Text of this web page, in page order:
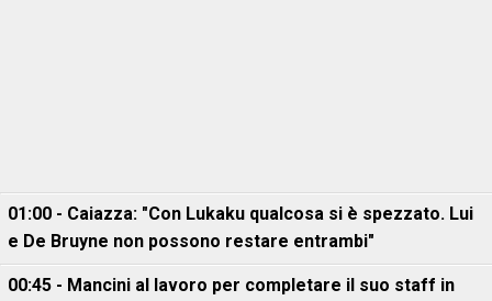
01:00 - Caiazza: "Con Lukaku qualcosa si è spezzato. Lui
e De Bruyne non possono restare entrambi"
00:45 - Mancini al lavoro per completare il suo staff in